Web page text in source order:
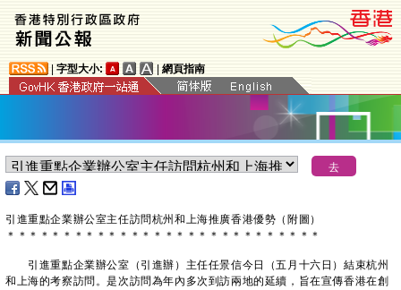
字型大小: 網頁指南
引進重點企業辦公室主任訪問杭州和上海推廣香港優勢（附圖）
＊ ＊ ＊ ＊ ＊ ＊ ＊ ＊ ＊ ＊ ＊ ＊ ＊ ＊ ＊ ＊ ＊ ＊ ＊ ＊ ＊ ＊ ＊ ＊ ＊ ＊ ＊ ＊
引進重點企業辦公室（引進辦）主任任景信今日（五月十六日）結束杭州
和上海的考察訪問。是次訪問為年內多次到訪兩地的延續，旨在宣傳香港在創